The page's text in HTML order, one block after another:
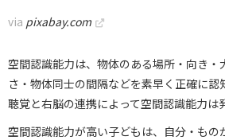
via pixabay.com
空間認識能力は、物体のある場所・向き・
さ・物体同士の間隔などを素早く正確に認
聴覚と右脳の連携によって空間認識能力は
空間認識能力が高い子どもは、自分・も